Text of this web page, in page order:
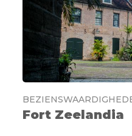
Fort Zeelandia